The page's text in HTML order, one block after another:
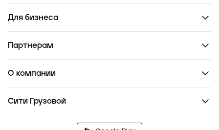
Для бизнеса
Партнерам
О компании
Сити Грузовой